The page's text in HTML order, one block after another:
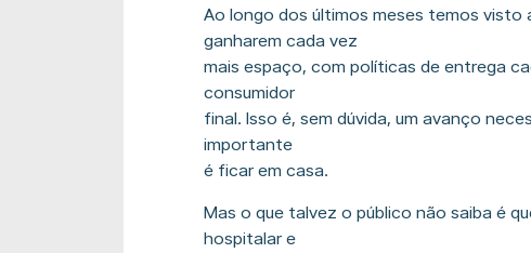
Ao longo dos últimos meses temos visto
ganharem cada vez
mais espaço, com políticas de entrega
consumidor
final. Isso é, sem dúvida, um avanço
importante
é ficar em casa.
Mas o que talvez o público não saiba é
hospitalar e